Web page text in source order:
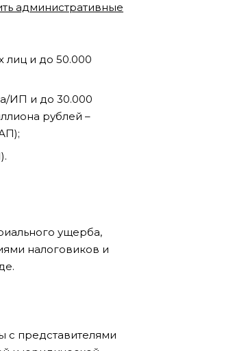
административные
лиц и до 50.000
ИП и до 30.000
рублей –
ущерба,
налоговиков и
с представителями